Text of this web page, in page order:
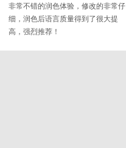
非常不错的润色体验，修改的非常仔
细，润色后语言质量得到了很大提
高，强烈推荐！